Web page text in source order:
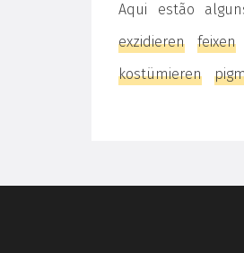
Aqui estão
exzidieren
feixen
kostümieren